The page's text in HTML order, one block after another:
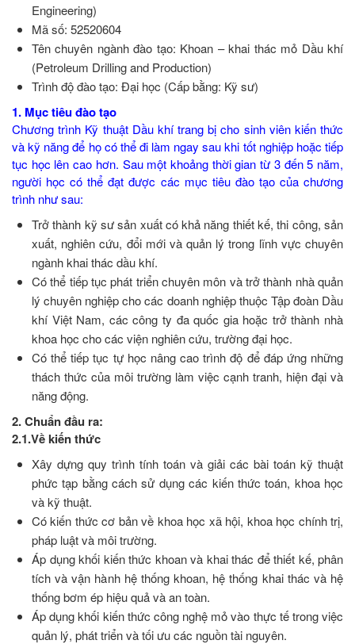
Engineering)
Mã số: 52520604
Tên chuyên ngành đào tạo: Khoan – khai thác mỏ Dầu khí
(Petroleum Drilling and Production)
Trình độ đào tạo: Đại học (Cấp bằng: Kỹ sư)
1. Mục tiêu đào tạo
Chương trình Kỹ thuật Dầu khí trang bị cho sinh viên kiến thức
và kỹ năng để họ có thể đi làm ngay sau khi tốt nghiệp hoặc tiếp
tục học lên cao hơn. Sau một khoảng thời gian từ 3 đến 5 năm,
người học có thể đạt được các mục tiêu đào tạo của chương
trình như sau:
Trở thành kỹ sư sản xuất có khả năng thiết kế, thi công, sản
xuất, nghiên cứu, đổi mới và quản lý trong lĩnh vực chuyên
ngành khai thác dầu khí.
Có thể tiếp tục phát triển chuyên môn và trở thành nhà quản
lý chuyên nghiệp cho các doanh nghiệp thuộc Tập đoàn Dầu
khí Việt Nam, các công ty đa quốc gia hoặc trở thành nhà
khoa học cho các viện nghiên cứu, trường đại học.
Có thể tiếp tục tự học nâng cao trình độ để đáp ứng những
thách thức của môi trường làm việc cạnh tranh, hiện đại và
năng động.
2. Chuẩn đầu ra:
2.1.Về kiến thức
Xây dựng quy trình tính toán và giải các bài toán kỹ thuật
phức tạp bằng cách sử dụng các kiến thức toán, khoa học
và kỹ thuật.
Có kiến thức cơ bản về khoa học xã hội, khoa học chính trị,
pháp luật và môi trường.
Áp dụng khối kiến thức khoan và khai thác để thiết kế, phân
tích và vận hành hệ thống khoan, hệ thống khai thác và hệ
thống bơm ép hiệu quả và an toàn.
Áp dụng khối kiến thức công nghệ mỏ vào thực tế trong việc
quản lý, phát triển và tối ưu các nguồn tài nguyên.